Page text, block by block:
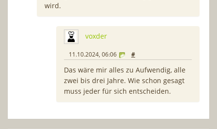
wird.
voxder
11.10.2024, 06:06 #
Das wäre mir alles zu Aufwendig, alle
zwei bis drei Jahre. Wie schon gesagt
muss jeder für sich entscheiden.